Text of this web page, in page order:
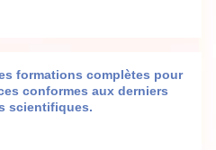
formations complètes pour
conformes aux derniers
scientifiques.